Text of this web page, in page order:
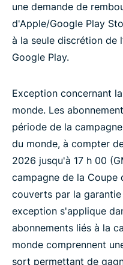
une demande de
d'Apple/Google Play
à la seule discrétion de l’
Google Play.
Exception concernant
monde. Les
période de la
du monde, à compter
2026 jusqu'à 17 h 00
campagne de la Coupe
couverts par la
exception s'applique
abonnements liés à la
monde comprennent
sort permettant de